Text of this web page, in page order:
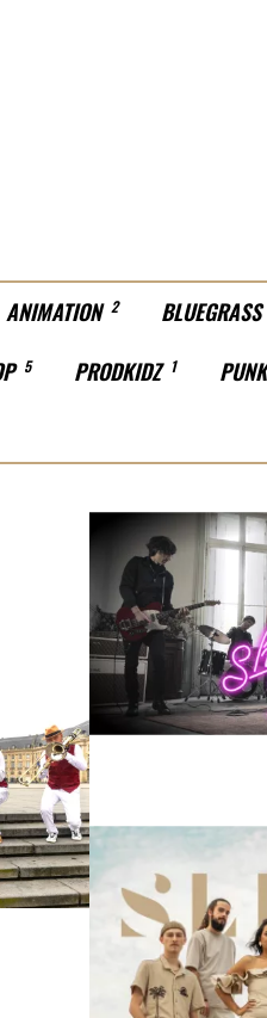
ANIMATION 2 BLUEGRASS
5 PRODKIDZ 1 PUNK